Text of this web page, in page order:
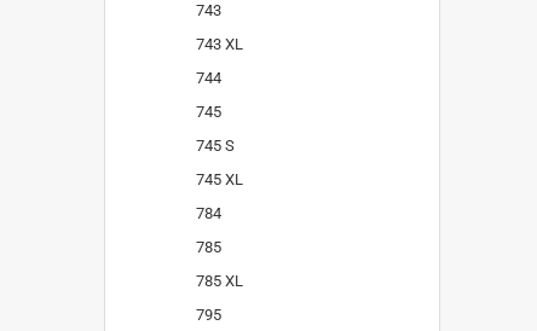
743
743 XL
744
745
745 S
745 XL
784
785
785 XL
795